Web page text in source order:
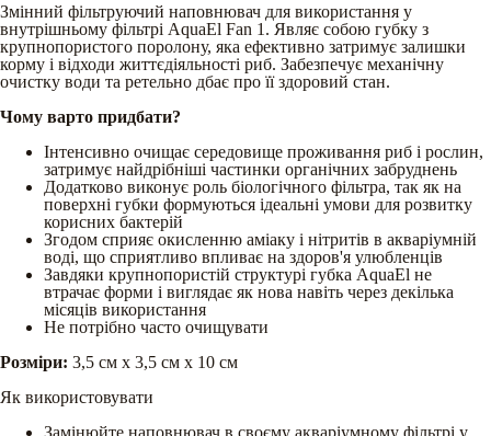
Змінний фільтруючий наповнювач для використання у
внутрішньому фільтрі AquaЕl Fan 1. Являє собою губку з
крупнопористого поролону, яка ефективно затримує залишки
корму і відходи життєдіяльності риб. Забезпечує механічну
очистку води та ретельно дбає про її здоровий стан.
Чому варто придбати?
Інтенсивно очищає середовище проживання риб і рослин,
затримує найдрібніші частинки органічних забруднень
Додатково виконує роль біологічного фільтра, так як на
поверхні губки формуються ідеальні умови для розвитку
корисних бактерій
Згодом сприяє окисленню аміаку і нітритів в акваріумній
воді, що сприятливо впливає на здоров'я улюбленців
Завдяки крупнопористій структурі губка AquaЕl не
втрачає форми і виглядає як нова навіть через декілька
місяців використання
Не потрібно часто очищувати
Розміри: 3,5 см х 3,5 см х 10 см
Як використовувати
Замінюйте наповнювач в своєму акваріумному фільтрі у